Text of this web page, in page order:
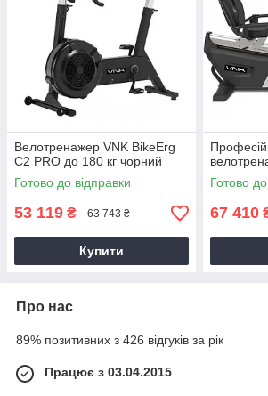
Велотренажер VNK BikeErg
C2 PRO до 180 кг чорний
Готово до відправки
53 119 ₴ 63 743 ₴
Купити
Готово
67 410
Про нас
89% позитивних з 426 відгуків за рік
Працює з 03.04.2015